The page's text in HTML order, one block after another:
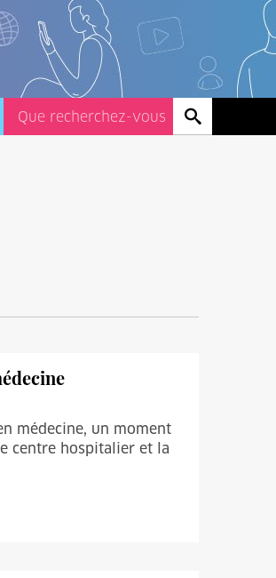
médecine, un moment
centre hospitalier et la